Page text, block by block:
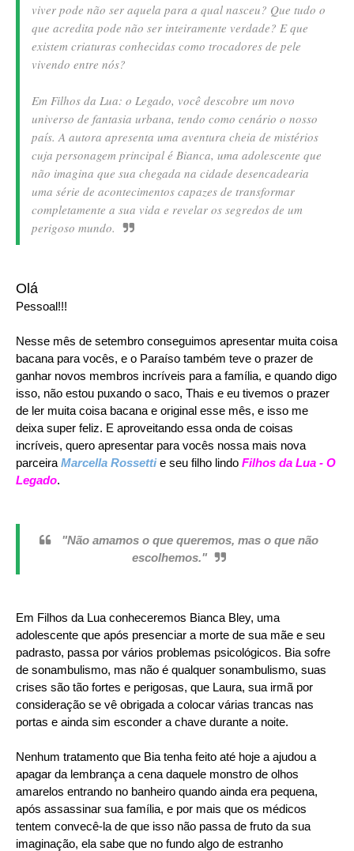
viver pode não ser aquela para a qual nasceu? Que tudo o
que acredita pode não ser inteiramente verdade? E que
existem criaturas conhecidas como trocadores de pele
vivendo entre nós?
Em Filhos da Lua: o Legado, você descobre um novo
universo de fantasia urbana, tendo como cenário o nosso
país. A autora apresenta uma aventura cheia de mistérios
cuja personagem principal é Bianca, uma adolescente que
não imagina que sua chegada na cidade desencadearia
uma série de acontecimentos capazes de transformar
completamente a sua vida e revelar os segredos de um
perigoso mundo.
Olá
Pessoal!!!
Nesse mês de setembro conseguimos apresentar muita coisa
bacana para vocês, e o Paraíso também teve o prazer de
ganhar novos membros incríveis para a família, e quando digo
isso, não estou puxando o saco, Thais e eu tivemos o prazer
de ler muita coisa bacana e original esse mês, e isso me
deixa super feliz. E aproveitando essa onda de coisas
incríveis, quero apresentar para vocês nossa mais nova
parceira Marcella Rossettie seu filho lindo Filhos da Lua - O
Legado.
"Não amamos o que queremos, mas o que não
escolhemos."
Em Filhos da Lua conheceremos Bianca Bley, uma
adolescente que após presenciar a morte de sua mãe e seu
padrasto, passa por vários problemas psicológicos. Bia sofre
de sonambulismo, mas não é qualquer sonambulismo, suas
crises são tão fortes e perigosas, que Laura, sua irmã por
consideração se vê obrigada a colocar várias trancas nas
portas e ainda sim esconder a chave durante a noite.
Nenhum tratamento que Bia tenha feito até hoje a ajudou a
apagar da lembrança a cena daquele monstro de olhos
amarelos entrando no banheiro quando ainda era pequena,
após assassinar sua família, e por mais que os médicos
tentem convecê-la de que isso não passa de fruto da sua
imaginação, ela sabe que no fundo algo de estranho